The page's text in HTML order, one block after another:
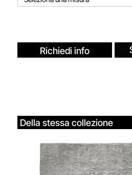
Richiedi info
Della stessa collezione